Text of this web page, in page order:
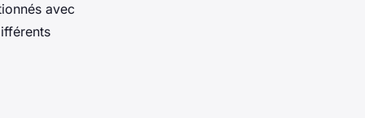
avec